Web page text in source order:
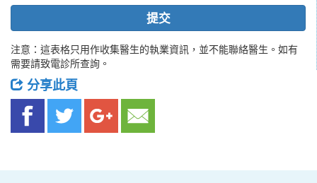
提交
注意：這表格只用作收集醫生的執業資訊，並不能聯絡醫生。如有
需要請致電診所查詢。
分享此頁